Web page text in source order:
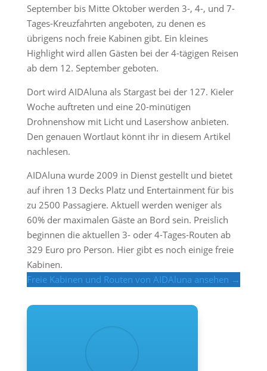
September bis Mitte Oktober werden 3-, 4-, und 7-
Tages-Kreuzfahrten angeboten, zu denen es
übrigens noch freie Kabinen gibt. Ein kleines
Highlight wird allen Gästen bei der 4-tägigen Reisen
ab dem 12. September geboten.
Dort wird AIDAluna als Stargast bei der 127. Kieler
Woche auftreten und eine 20-minütigen
Drohnenshow mit Licht und Lasershow anbieten.
Den genauen Wortlaut könnt ihr in diesem Artikel
nachlesen.
AIDAluna wurde 2009 in Dienst gestellt und bietet
auf ihren 13 Decks Platz und Entertainment für bis
zu 2500 Passagiere. Aktuell werden weniger als
60% der maximalen Gäste an Bord sein. Preislich
beginnen die aktuellen 3- oder 4-Tages-Routen ab
329 Euro pro Person. Hier gibt es noch einige freie
Kabinen.
Freie Kabinen und Routen von AIDAluna ansehen →